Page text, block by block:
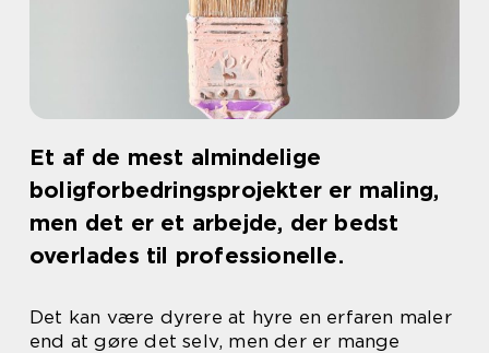
Et af de mest almindelige
boligforbedringsprojekter er maling,
men det er et arbejde, der bedst
overlades til professionelle.
Det kan være dyrere at hyre en erfaren maler
end at gøre det selv, men der er mange